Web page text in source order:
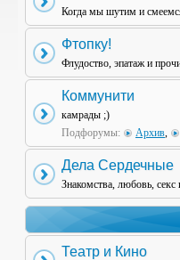
Когда мы шутим и
Фтопку!
Флудоство, эпатаж и
Коммунити
камрады ;)
Подфорумы:
Архив,
Дела Сердечные
Знакомства, любовь,
Театр и Кино